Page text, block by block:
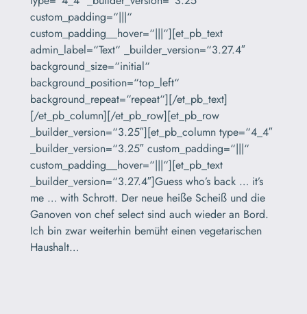
custom_padding=“|||“
custom_padding__hover=“|||“][et_pb_text
admin_label=“Text“ _builder_version=“3.27.4″
background_size=“initial“
background_position=“top_left“
background_repeat=“repeat“][/et_pb_text]
[/et_pb_column][/et_pb_row][et_pb_row
_builder_version=“3.25″][et_pb_column type=“4_4″
_builder_version=“3.25″ custom_padding=“|||“
custom_padding__hover=“|||“][et_pb_text
_builder_version=“3.27.4″]Guess who’s back … it’s
me … with Schrott. Der neue heiße Scheiß und die
Ganoven von chef select sind auch wieder an Bord.
Ich bin zwar weiterhin bemüht einen vegetarischen
Haushalt…